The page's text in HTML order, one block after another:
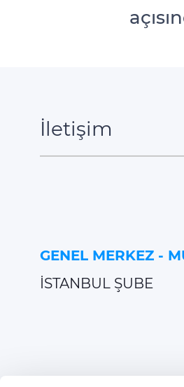
İletişim
GENEL MERKEZ -
İSTANBUL ŞUBE